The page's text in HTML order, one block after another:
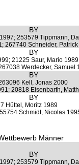
BY
253579 Tippmann,
267740 Schneider,
BY
21225 Saur, Mario 1989
Werdecker, Samuel
BY
Kell, Jonas 2000
20818 Eisenbarth,
BY
Hüttel, Moritz 1989
Schmidt, Nicolas
Männer
BY
253579 Tippmann,